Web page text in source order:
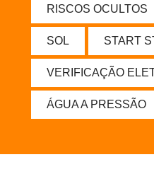
RISCOS OCULTOS
SOL START
VERIFICAÇÃO
ÁGUA A PRESSÃO